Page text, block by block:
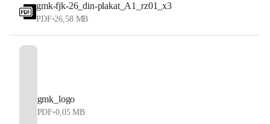
gmk-fjk-26_din-plakat_A1_rz01_x3
PDF•26,58 MB
gmk_logo
PDF•0,05 MB